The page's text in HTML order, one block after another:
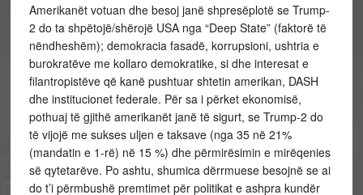
Amerikanët votuan dhe besoj janë shpresëplotë se Trump-
2 do ta shpëtojë/shërojë USA nga “Deep State” (faktorë të
nëndheshëm); demokracia fasadë, korrupsioni, ushtria e
burokratëve me kollaro demokratike, si dhe interesat e
filantropistëve që kanë pushtuar shtetin amerikan, DASH
dhe institucionet federale. Për sa i përket ekonomisë,
pothuaj të gjithë amerikanët janë të sigurt, se Trump-2 do
të vijojë me sukses uljen e taksave (nga 35 në 21%
(mandatin e 1-rë) në 15 %) dhe përmirësimin e mirëqenies
së qytetarëve. Po ashtu, shumica dërrmuese besojnë se ai
do t’i përmbushë premtimet për politikat e ashpra kundër